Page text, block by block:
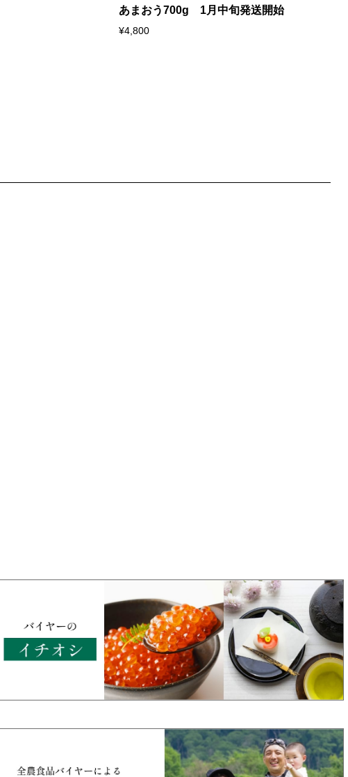
あまおう700g 1月中旬発送開始
¥4,800